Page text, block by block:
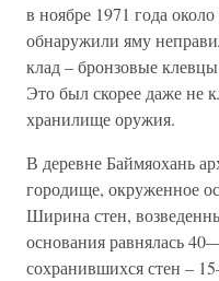
в ноябре 1971 года
обнаружили яму
клад – бронзовые
Это был скорее даже не
хранилище оружия.
В деревне Баймяохань
городище, окруженное
Ширина стен,
основания равнялась
сохранившихся стен –